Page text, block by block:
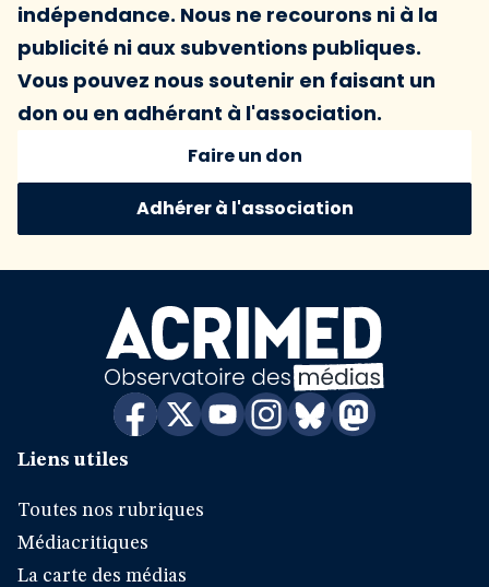
indépendance. Nous ne recourons ni à la
publicité ni aux subventions publiques.
Vous pouvez nous soutenir en faisant un
don ou en adhérant à l'association.
Faire un don
Adhérer à l'association
Liens utiles
Toutes nos rubriques
Médiacritiques
La carte des médias